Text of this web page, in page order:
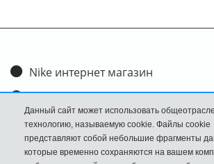
Nike интернет магазин
Доставка и оплата
Обмен и возврат
Размеры
Данный сайт может использовать
технологию, называемую cookie. Файлы cookie
представляют собой небольшие фрагменты
которые временно сохраняются на вашем